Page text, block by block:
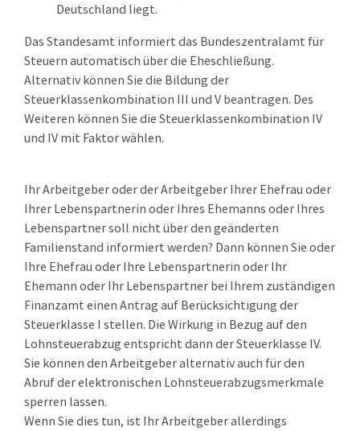
Deutschland liegt.
Das Standesamt informiert das Bundeszentralamt für
Steuern automatisch über die Eheschließung.
Alternativ können Sie die Bildung der
Steuerklassenkombination III und V beantragen. Des
Weiteren können Sie die Steuerklassenkombination IV
und IV mit Faktor wählen.
Ihr Arbeitgeber oder der Arbeitgeber Ihrer Ehefrau oder
Ihrer Lebenspartnerin oder Ihres Ehemanns oder Ihres
Lebenspartner soll nicht über den geänderten
Familienstand informiert werden? Dann können Sie oder
Ihre Ehefrau oder Ihre Lebenspartnerin oder Ihr
Ehemann oder Ihr Lebenspartner bei Ihrem zuständigen
Finanzamt einen Antrag auf Berücksichtigung der
Steuerklasse I stellen. Die Wirkung in Bezug auf den
Lohnsteuerabzug entspricht dann der Steuerklasse IV.
Sie können den Arbeitgeber alternativ auch für den
Abruf der elektronischen Lohnsteuerabzugsmerkmale
sperren lassen.
Wenn Sie dies tun, ist Ihr Arbeitgeber allerdings